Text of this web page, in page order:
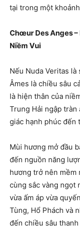
tại trong một
Chœur Des Anges –
Niềm Vui
Nếu Nuda Veritas
Âmes là chiều sâu
là hiện thân của
Trung Hải ngập tràn
giác hạnh phúc đến
Mùi hương mở đầu
đến nguồn năng
hương trở nên mềm
cùng sắc vàng ngọt
vừa ấm áp vừa
Tùng, Hổ Phách và
đến chiều sâu